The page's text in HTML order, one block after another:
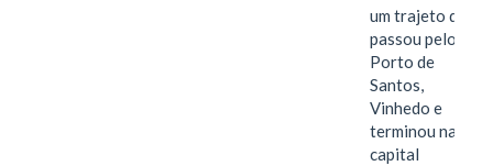
um trajeto que
passou pelo
Porto de
Santos,
Vinhedo e
terminou na
capital